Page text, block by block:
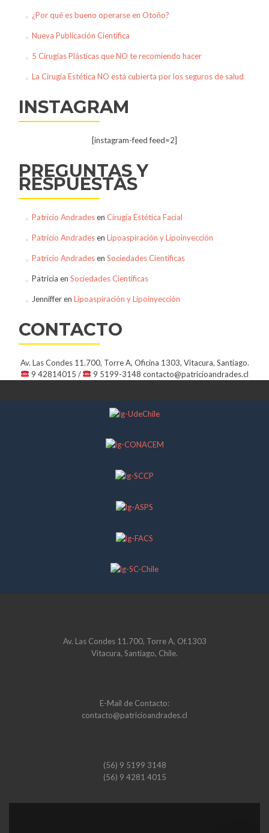
¿Por qué es bueno operarse en Otoño?
Nueva Publicación Científica
5 Cirugías Plásticas que NO te recomiendo hacer
La Cirugía Estética NO está cubierta por los seguros de salud
INSTAGRAM
[instagram-feed feed=2]
PREGUNTAS Y
RESPUESTAS
Patricio Andradesen Cirugía Estética Facial
Patricio Andradesen Lipoaspiración y Lipoinyección
Patricio Andradesen Sociedades Científicas
Patricia en Sociedades Científicas
Jennifferen Lipoaspiración y Lipoinyección
CONTACTO
Av. Las Condes 11.700, Torre A, Oficina 1303, Vitacura, Santiago.
9 42814015 /
9 5199-3148contacto@patricioandrades.cl
Av. Las Condes 11.700, Torre A, Of.1303
Vitacura, Santiago, Chile.
E-Mail de Contacto:
contacto@patricioandrades.cl
(56) 9 5199 3148
(56) 9 4281 4015